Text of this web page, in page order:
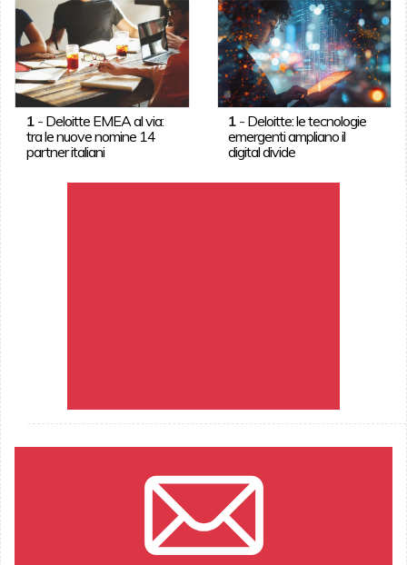
1- Deloitte EMEA al via:
tra le nuove nomine 14
partner italiani
1 - Deloitte: le tecnologie
emergenti ampliano il
digital divide